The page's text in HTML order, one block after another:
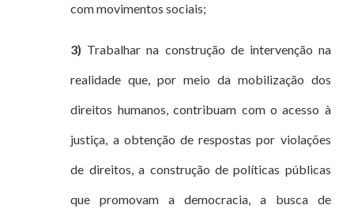
com movimentos sociais;
3) Trabalhar na construção de intervenção na
realidade que, por meio da mobilização dos
direitos humanos, contribuam com o acesso à
justiça, a obtenção de respostas por violações
de direitos, a construção de políticas públicas
que promovam a democracia, a busca de